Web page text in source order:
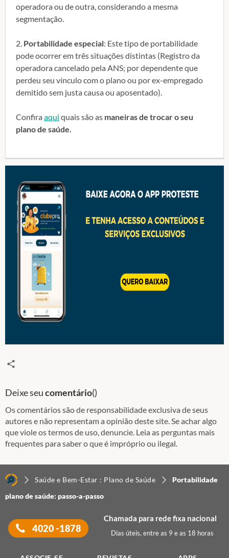
operadora ou de outra, considerando a mesma
segmentação.
2. Portabilidade especial: Este tipo de portabilidade
pode ocorrer em três situações distintas (Registro da
operadora cancelado pela ANS; por dependente que
perdeu seu vínculo com o plano ou por ex-empregado
demitido sem justa causa ou aposentado).
Confira aqui quais são as maneiras de trocar o seu
plano de saúde.
Deixe seucomentário()
Os comentários são de responsabilidade exclusiva de seus
autores e não representam a opinião deste site. Se achar algo
que viole os termos de uso, denuncie. Leia as perguntas mais
frequentes para saber o que é impróprio ou ilegal.
Saúde e Bem-Estar : Plano de Saúde
Portabilidade
plano de saúde: passo-a-passo
4020 -1878
Chamada para rede fixa nacional
Dias úteis, entre as 9 e as 18 horas